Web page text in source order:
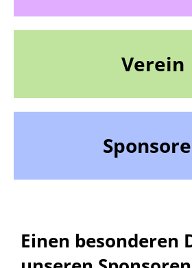
Verein
Einen besonderen